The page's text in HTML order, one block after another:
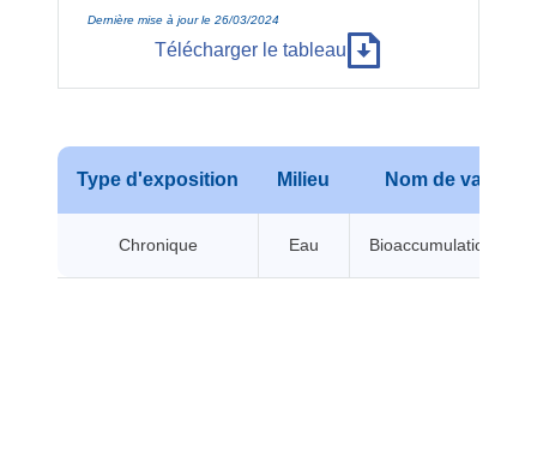
Dernière mise à jour le 26/03/2024
Télécharger le tableau
Type d'exposition Milieu Nom de valeur
Chronique Eau Bioaccumulation BCF